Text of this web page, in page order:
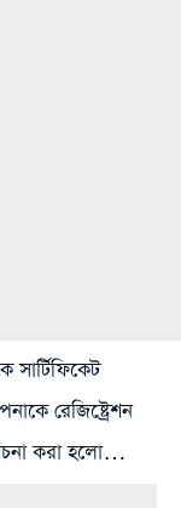
সার্টিফিকেট
রেজিষ্ট্রেশন
করা হলো…